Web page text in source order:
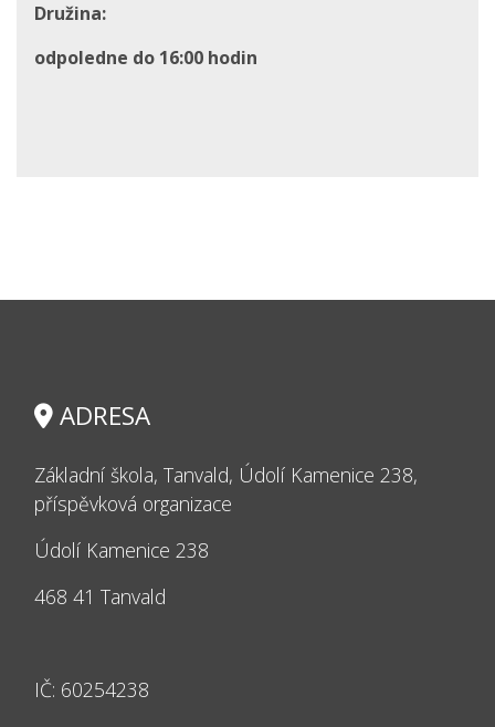
Družina:
odpoledne do 16:00 hodin
ADRESA
Základní škola, Tanvald, Údolí Kamenice 238,
příspěvková organizace
Údolí Kamenice 238
468 41 Tanvald
IČ: 60254238